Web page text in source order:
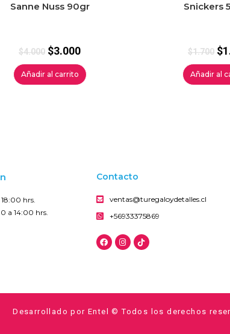
Sanne Nuss 90gr
$4.000 $3.000
Añadir al carrito
Snickers
$1.700 $
Añadir al
hrs.
a 14:00 hrs.
Contacto
ventas@turegaloydetalles.cl
+56933375869
Desarrollado por Entel © Todos los derechos